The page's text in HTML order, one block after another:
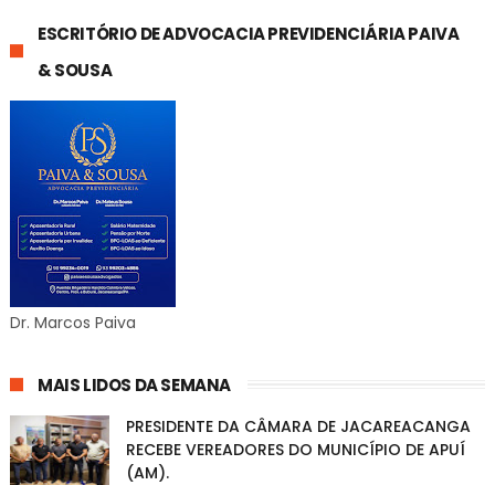
ESCRITÓRIO DE ADVOCACIA PREVIDENCIÁRIA PAIVA
& SOUSA
Dr. Marcos Paiva
MAIS LIDOS DA SEMANA
PRESIDENTE DA CÂMARA DE JACAREACANGA
RECEBE VEREADORES DO MUNICÍPIO DE APUÍ
(AM).